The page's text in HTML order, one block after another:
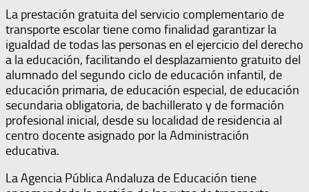
La prestación gratuita del servicio complementario de
transporte escolar tiene como finalidad garantizar la
igualdad de todas las personas en el ejercicio del derecho
a la educación, facilitando el desplazamiento gratuito del
alumnado del segundo ciclo de educación infantil, de
educación primaria, de educación especial, de educación
secundaria obligatoria, de bachillerato y de formación
profesional inicial, desde su localidad de residencia al
centro docente asignado por la Administración
educativa.
La Agencia Pública Andaluza de Educación tiene